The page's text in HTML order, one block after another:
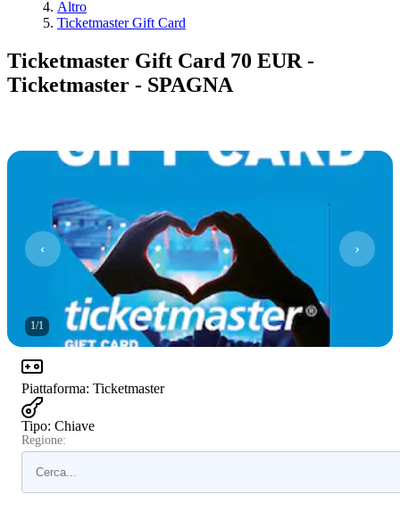
Altro
Ticketmaster Gift Card
Ticketmaster Gift Card 70 EUR -
Ticketmaster - SPAGNA
1/1
Piattaforma: Ticketmaster
Tipo: Chiave
Regione: